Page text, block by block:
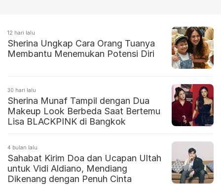
12 hari lalu
Sherina Ungkap Cara Orang Tuanya
Membantu Menemukan Potensi Diri
30 hari lalu
Sherina Munaf Tampil dengan Dua
Makeup Look Berbeda Saat Bertemu
Lisa BLACKPINK di Bangkok
4 bulan lalu
Sahabat Kirim Doa dan Ucapan Ultah
untuk Vidi Aldiano, Mendiang
Dikenang dengan Penuh Cinta